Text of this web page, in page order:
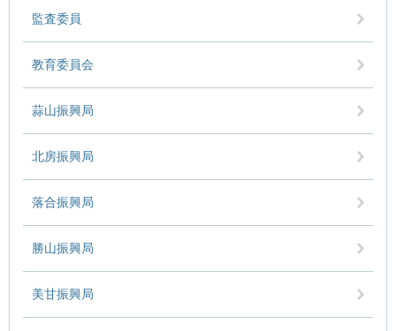
監査委員
教育委員会
蒜山振興局
北房振興局
落合振興局
勝山振興局
美甘振興局